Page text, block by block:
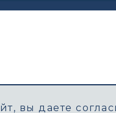
вы даете